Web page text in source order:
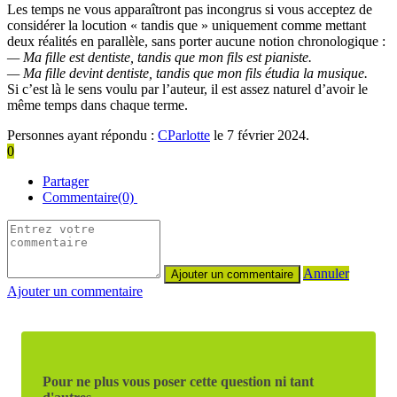
Les temps ne vous apparaîtront pas incongrus si vous acceptez de
considérer la locution « tandis que » uniquement comme mettant
deux réalités en parallèle, sans porter aucune notion chronologique :
— Ma fille est dentiste, tandis que mon fils est pianiste.
— Ma fille devint dentiste, tandis que mon fils étudia la musique.
Si c’est là le sens voulu par l’auteur, il est assez naturel d’avoir le
même temps dans chaque terme.
Personnes ayant répondu : CParlotte le 7 février 2024.
0
Partager
Commentaire(0)
Annuler
Ajouter un commentaire
Pour ne plus vous poser cette question ni tant